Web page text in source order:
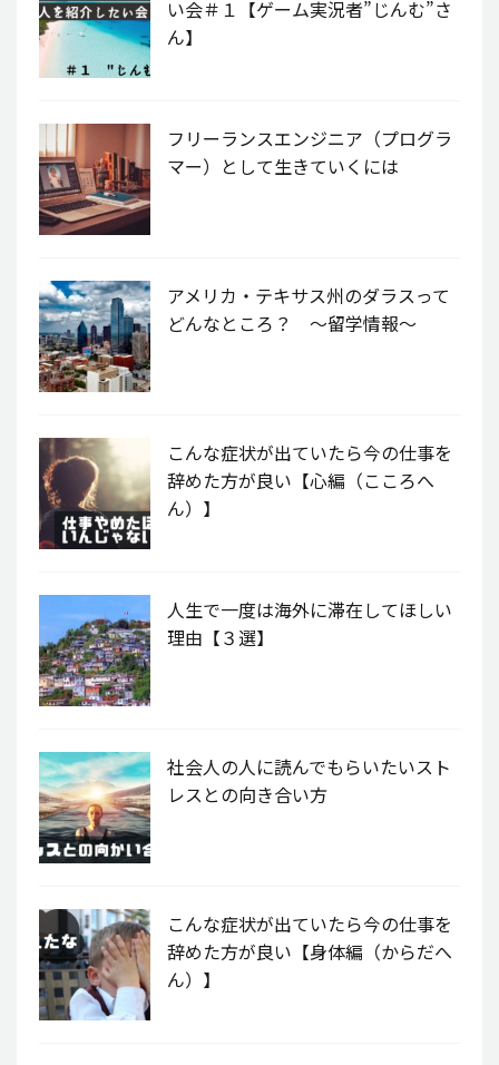
い会＃１【ゲーム実況者”じんむ”さ
ん】
フリーランスエンジニア（プログラ
マー）として生きていくには
アメリカ・テキサス州のダラスって
どんなところ？ 〜留学情報〜
こんな症状が出ていたら今の仕事を
辞めた方が良い【心編（こころへ
ん）】
人生で一度は海外に滞在してほしい
理由【３選】
社会人の人に読んでもらいたいスト
レスとの向き合い方
こんな症状が出ていたら今の仕事を
辞めた方が良い【身体編（からだへ
ん）】